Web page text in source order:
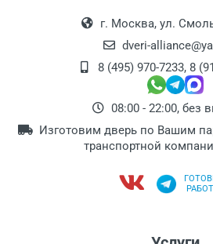
г. Москва, ул.
dveri-
8 (495) 970-7233, 8
08:00 - 22:00, без
Изготовим дверь по Вашим
транспортной